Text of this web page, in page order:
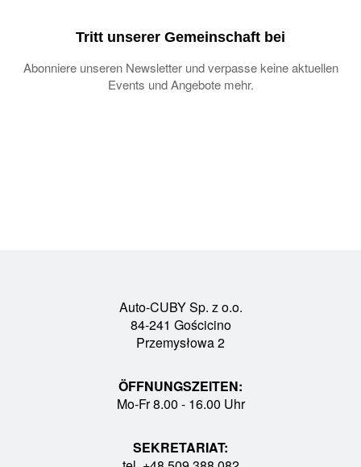
Tritt unserer Gemeinschaft bei
Abonniere unseren Newsletter und verpasse keine aktuellen
Events und Angebote mehr.
Auto-CUBY Sp. z o.o.
84-241 Gościcino
Przemysłowa 2
ÖFFNUNGSZEITEN:
Mo-Fr 8.00 - 16.00 Uhr
SEKRETARIAT: